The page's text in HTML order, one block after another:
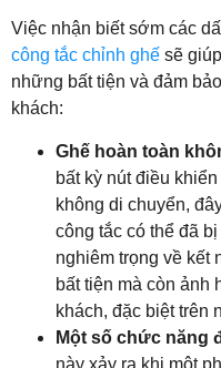
Việc nhận biết sớm các
công tắc chỉnh ghế sẽ
những bất tiện và đảm
khách:
Ghế hoàn toàn
bất kỳ nút điều
không di chuyển,
công tắc có thể đã
nghiêm trọng về kết
bất tiện mà còn ảnh
khách, đặc biệt trên
Một số chức năng
này xảy ra khi một